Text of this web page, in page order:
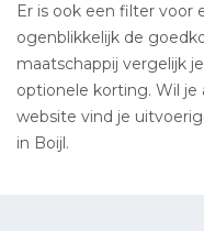
Er is ook een filter voor
ogenblikkelijk de
maatschappij vergelijk
optionele korting. Wil je
website vind je
in Boijl.